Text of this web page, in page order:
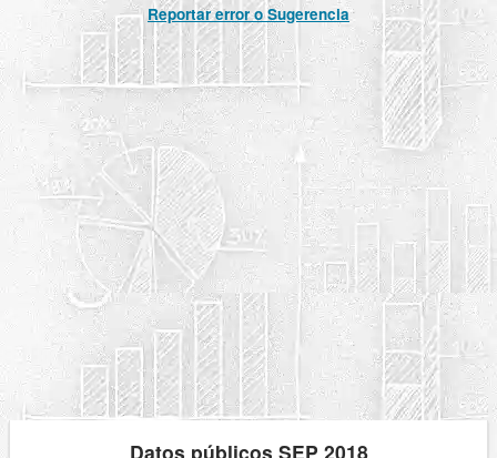
Reportar error o Sugerencia
Datos públicos SEP 2018